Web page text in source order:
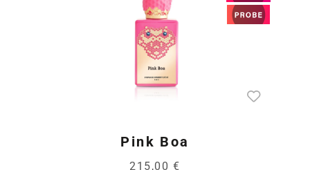
Pink Boa
215,00 €